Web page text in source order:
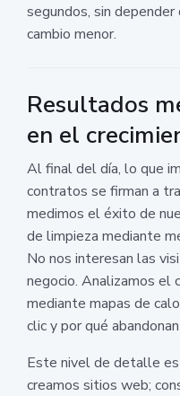
segundos, sin depender
cambio menor.
Resultados
en el
Al final del día, lo que
contratos se firman a
medimos el éxito de
de limpieza mediante
No nos interesan las
negocio. Analizamos el
mediante mapas de
clic y por qué
Este nivel de detalle
creamos sitios web;